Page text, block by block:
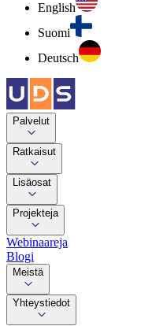
English
Suomi
Deutsch
Palvelut
Ratkaisut
Lisäosat
Projekteja
Webinaareja
Blogi
Meistä
Yhteystiedot